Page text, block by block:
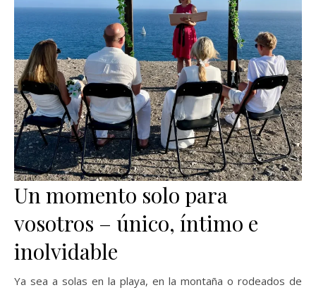
Un momento solo para
vosotros – único, íntimo e
inolvidable
Ya sea a solas en la playa, en la montaña o rodeados de